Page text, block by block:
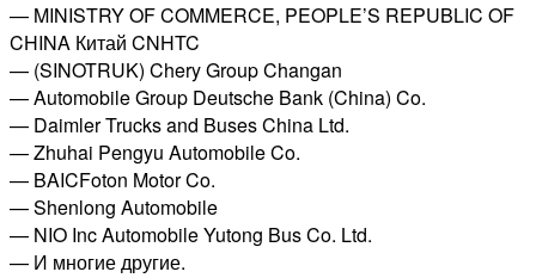
— MINISTRY OF COMMERCE, PEOPLE’S REPUBLIC OF
CHINA Китай CNHTC
— (SINOTRUK) Chery Group Changan
— Automobile Group Deutsche Bank (China) Co.
— Daimler Trucks and Buses China Ltd.
— Zhuhai Pengyu Automobile Co.
— BAICFoton Motor Co.
— Shenlong Automobile
— NIO Inc Automobile Yutong Bus Co. Ltd.
— И многие другие.